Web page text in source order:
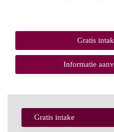
Gratis
Informatie
Gratis intake